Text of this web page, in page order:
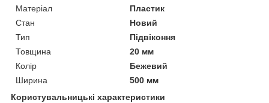
Матеріал
Пластик
Стан
Новий
Тип
Підвіконня
Товщина
20 мм
Колір
Бежевий
Ширина
500 мм
Користувальницькі характеристики